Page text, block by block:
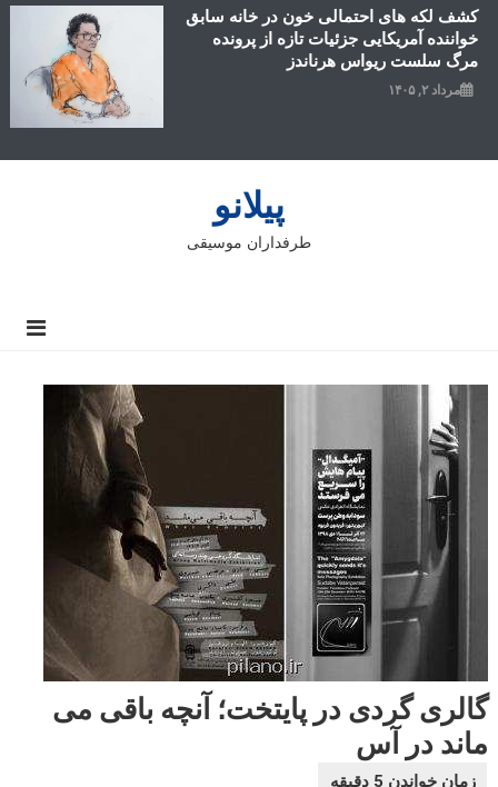
کشف لکه های احتمالی خون در خانه سابق
خواننده آمریکایی جزئیات تازه از پرونده
مرگ سلست ریواس هرناندز
مرداد ۲, ۱۴۰۵
پیلانو
طرفداران موسیقی
گالری گردی در پایتخت؛ آنچه باقی می
ماند در آس